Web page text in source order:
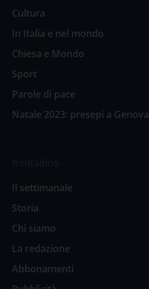
Cultura
In Italia e nel mondo
Chiesa e Mondo
Sport
Parole di pace
Natale 2023: presepi a Genova
Il settimanale
Storia
Chi siamo
La redazione
Abbonamenti